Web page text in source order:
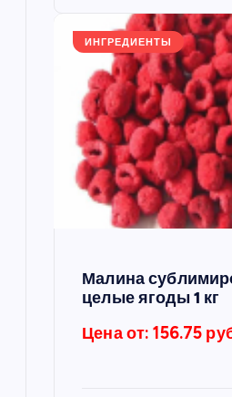
ИНГРЕДИЕНТЫ
Малина
целые ягоды 1 кг
Цена от: 156.75